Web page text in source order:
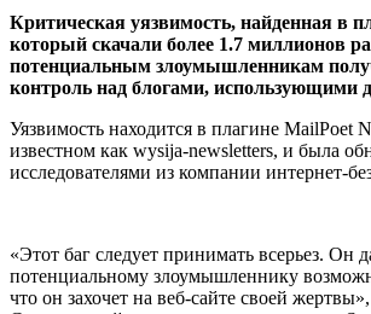
Критическая уязвимость, найденная в
который скачали более 1.7 миллионов
потенциальным злоумышленникам
контроль над блогами, использующими
Уязвимость находится в плагине MailPoet
известном как wysija-newsletters, и была
исследователями из компании интернет-
«Этот баг следует принимать всерьез. Он
потенциальному злоумышленнику
что он захочет на веб-сайте своей